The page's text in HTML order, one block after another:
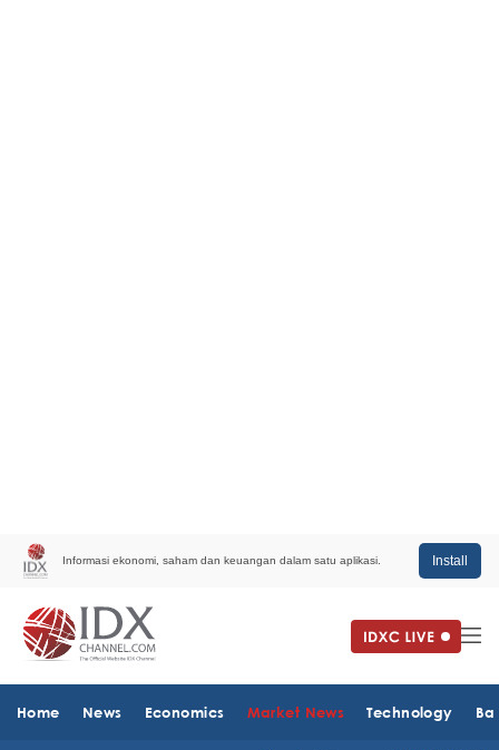
Informasi ekonomi, saham dan keuangan dalam satu aplikasi. Install
Home News Economics Market News Technology